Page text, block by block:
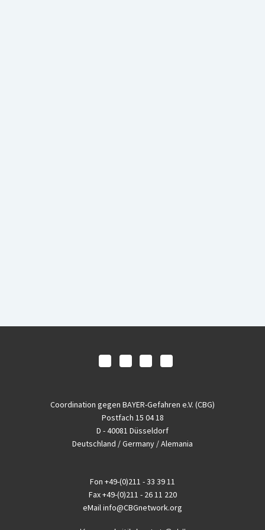
Coordination gegen BAYER-Gefahren e.V. (CBG)
Postfach 15 04 18
D - 40081 Düsseldorf
Deutschland / Germany / Alemania
Fon +49-(0)211 - 33 39 11
Fax+49-(0)211 - 26 11 220
eMailinfo@CBGnetwork.org